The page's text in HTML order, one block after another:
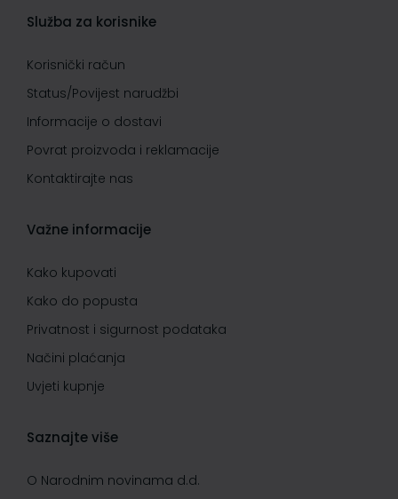
Služba za korisnike
Korisnički račun
Status/Povijest narudžbi
Informacije o dostavi
Povrat proizvoda i reklamacije
Kontaktirajte nas
Važne informacije
Kako kupovati
Kako do popusta
Privatnost i sigurnost podataka
Načini plaćanja
Uvjeti kupnje
Saznajte više
O Narodnim novinama d.d.